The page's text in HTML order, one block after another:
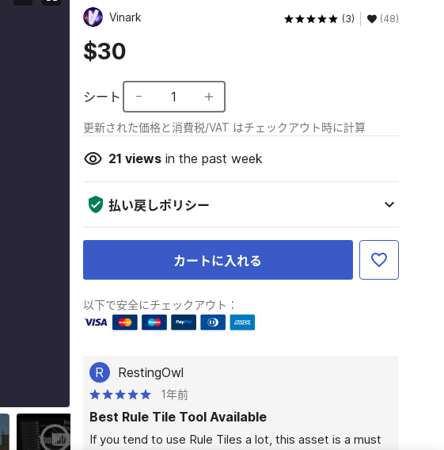
Vinark (3) (48)
$30
シート 1
更新された価格と消費税/VAT はチェックアウト時に計算
21 viewsin the past week
払い戻しポリシー
カートに入れる
以下で安全にチェックアウト：
R RestingOwl
1年前
Best Rule Tile Tool Available
If you tend to use Rule Tiles a lot, this asset is a must